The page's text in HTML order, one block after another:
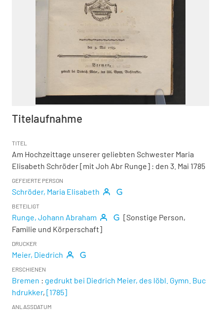
Titelaufnahme
TITEL
Am Hochzeittage unserer geliebten Schwester Maria
Elisabeth Schröder [mit Joh Abr Runge] : den 3. Mai 1785
GEFEIERTE PERSON
Schröder, Maria Elisabeth
BETEILIGT
Runge, Johann Abraham
[Sonstige Person,
Familie und Körperschaft]
DRUCKER
Meier, Diedrich
ERSCHIENEN
Bremen : gedrukt bei Diedrich Meier, des löbl. Gymn. Buc
hdrukker, [1785]
ANLASSDATUM